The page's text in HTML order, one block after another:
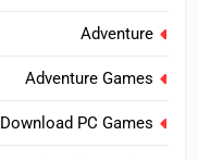
Adventure
Adventure Games
Download PC Games – تحميل العاب الويندوز